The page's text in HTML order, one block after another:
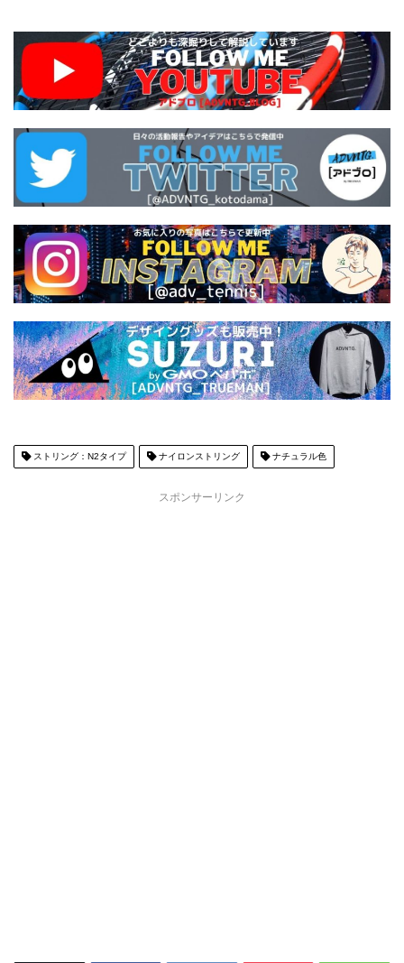
ストリング：N2タイプ ナイロンストリング ナチュラル色
スポンサーリンク